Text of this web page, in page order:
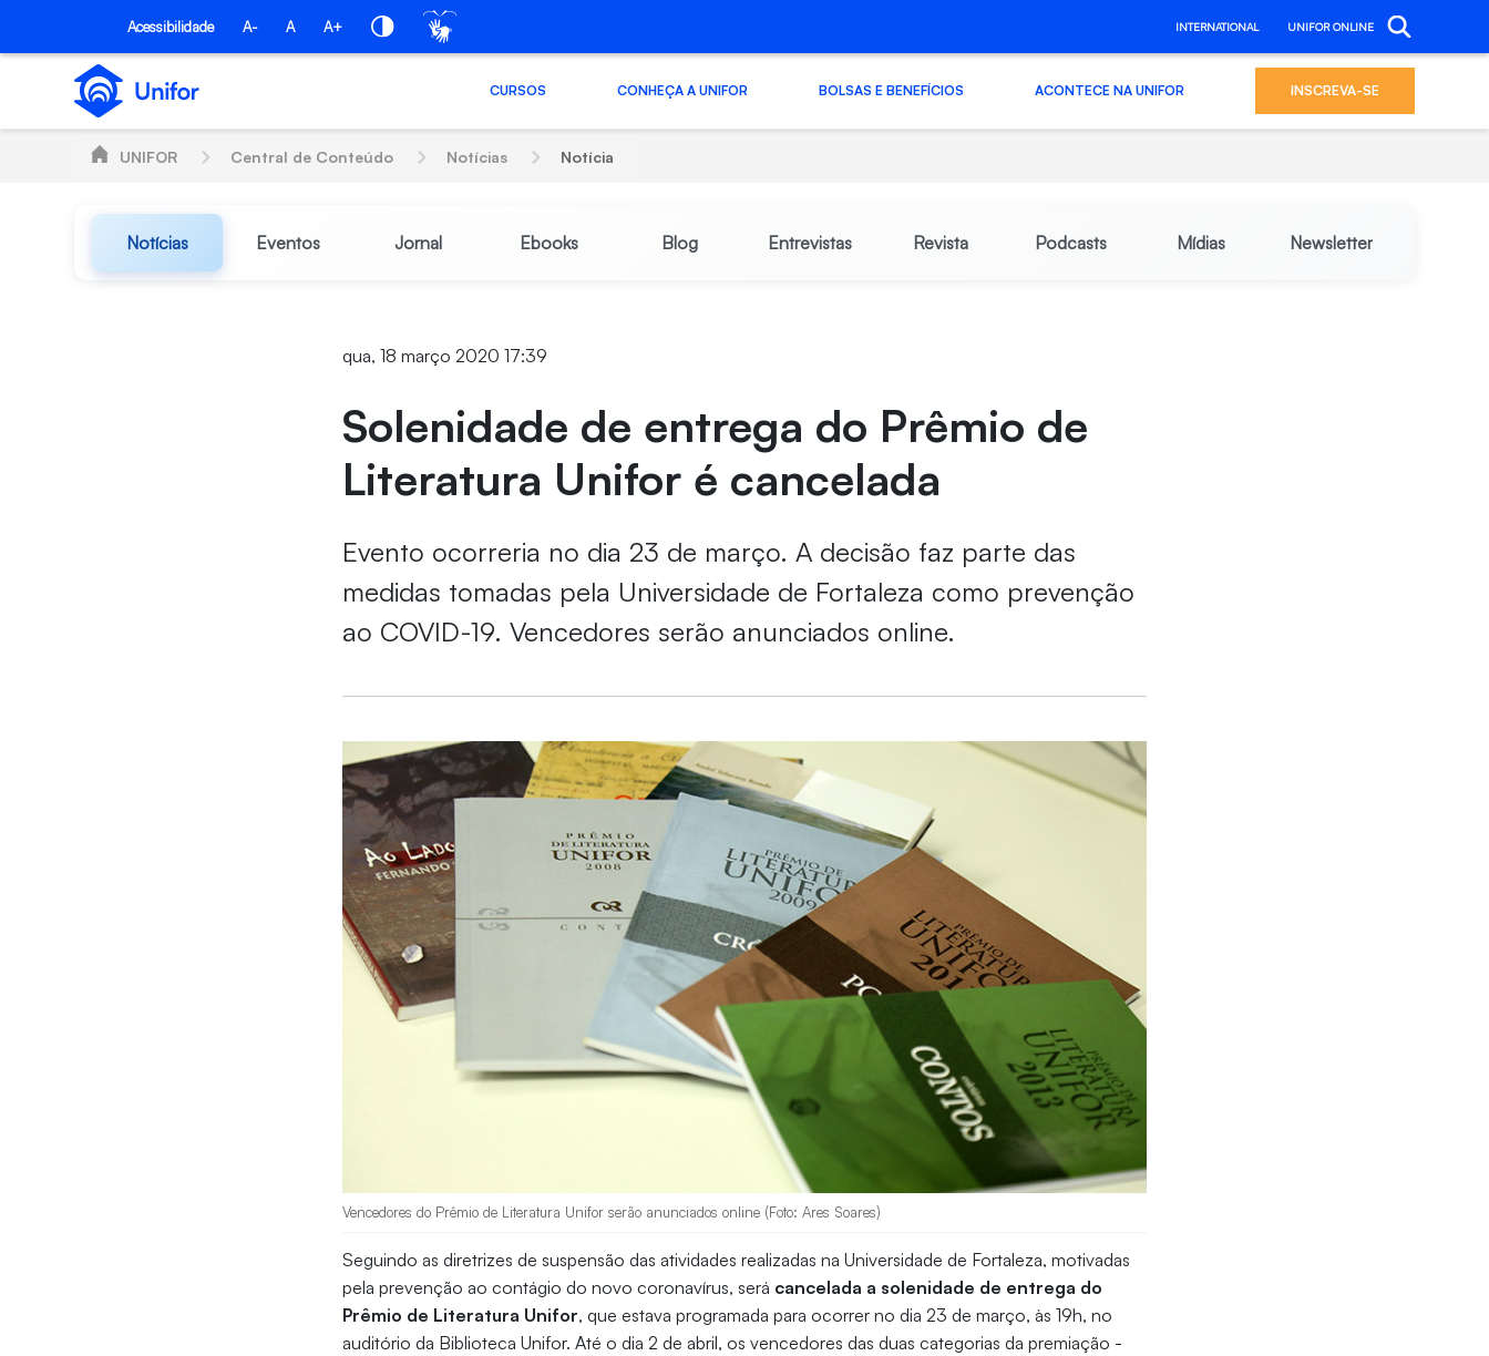
Pular para o Conteúdo principal
Acessibilidade A- A A+ INTERNATIONAL UNIFOR ONLINE
CURSOS CONHEÇA A UNIFOR BOLSAS E BENEFÍCIOS ACONTECE NA UNIFOR INSCREVA-SE
UNIFOR Central de Conteúdo Notícias Notícia
Notícias Eventos Jornal Ebooks Blog Entrevistas Revista Podcasts Mídias Newsletter
qua, 18 março 2020 17:39
Solenidade de entrega do Prêmio de
Literatura Unifor é cancelada
Evento ocorreria no dia 23 de março. A decisão faz parte das
medidas tomadas pela Universidade de Fortaleza como prevenção
ao COVID-19. Vencedores serão anunciados online.
Vencedores do Prêmio de Literatura Unifor serão anunciados online (Foto: Ares Soares)
Seguindo as diretrizes de suspensão das atividades realizadas na Universidade de Fortaleza, motivadas
pela prevenção ao contágio do novo coronavírus, será cancelada a solenidade de entrega do
Prêmio de Literatura Unifor, que estava programada para ocorrer no dia 23 de março, às 19h, no
auditório da Biblioteca Unifor. Até o dia 2 de abril, os vencedores das duas categorias da premiação -